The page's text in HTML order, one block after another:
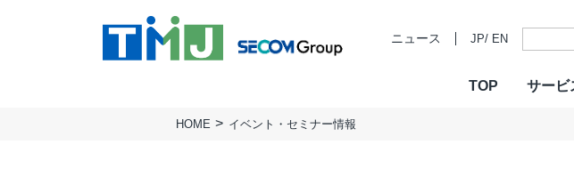
ニュース JP/ EN
TOP サービ
TMJの強み ミッション・ビジョン・バリュー
HOME イベント・セミナー情報